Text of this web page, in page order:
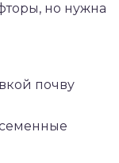
но нужна
почву